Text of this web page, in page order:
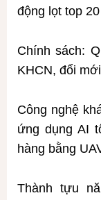
động lọt top
Chính sách:
KHCN, đổi
Công nghệ
ứng dụng AI
hàng bằng
Thành tựu